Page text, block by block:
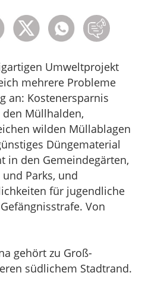
Umweltprojekt
mehrere Probleme
an: Kostenersparnis
Müllhalden,
wilden Müllablagen
Düngematerial
in den Gemeindegärten,
Parks, und
für jugendliche
Von
gehört zu Groß-
südlichem Stadtrand.